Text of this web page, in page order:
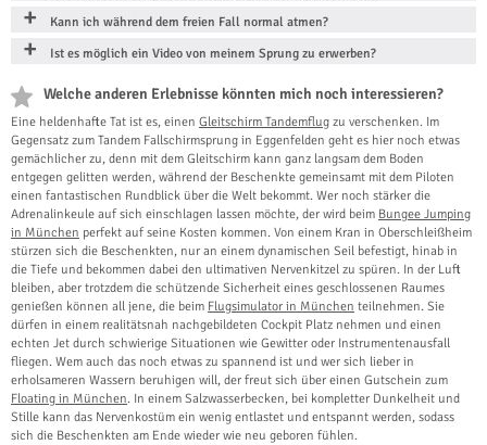
Kann ich während dem freien Fall normal atmen?
Ist es möglich ein Video von meinem Sprung zu erwerben?
Welche anderen Erlebnisse könnten mich noch interessieren?
Eine heldenhafte Tat ist es, einen Gleitschirm Tandemflug zu verschenken. Im
Gegensatz zum Tandem Fallschirmsprung in Eggenfelden geht es hier noch etwas
gemächlicher zu, denn mit dem Gleitschirm kann ganz langsam dem Boden
entgegen gelitten werden, während der Beschenkte gemeinsamt mit dem Piloten
einen fantastischen Rundblick über die Welt bekommt. Wer noch stärker die
Adrenalinkeule auf sich einschlagen lassen möchte, der wird beim Bungee Jumping
in München perfekt auf seine Kosten kommen. Von einem Kran in Oberschleißheim
stürzen sich die Beschenkten, nur an einem dynamischen Seil befestigt, hinab in
die Tiefe und bekommen dabei den ultimativen Nervenkitzel zu spüren. In der Luft
bleiben, aber trotzdem die schützende Sicherheit eines geschlossenen Raumes
genießen können all jene, die beim Flugsimulator in München teilnehmen. Sie
dürfen in einem realitätsnah nachgebildeten Cockpit Platz nehmen und einen
echten Jet durch schwierige Situationen wie Gewitter oder Instrumentenausfall
fliegen. Wem auch das noch etwas zu spannend ist und wer sich lieber in
erholsameren Wassern beruhigen will, der freut sich über einen Gutschein zum
Floating in München. In einem Salzwasserbecken, bei kompletter Dunkelheit und
Stille kann das Nervenkostüm ein wenig entlastet und entspannt werden, sodass
sich die Beschenkten am Ende wieder wie neu geboren fühlen.